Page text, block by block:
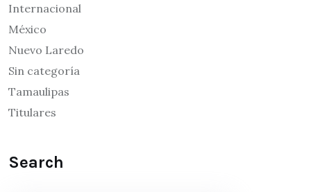
Internacional
México
Nuevo Laredo
Sin categoría
Tamaulipas
Titulares
Search